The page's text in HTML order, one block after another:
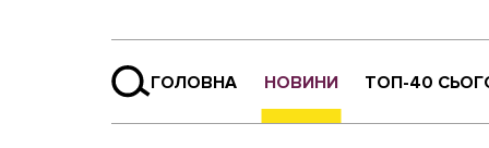
ГОЛОВНА НОВИНИ ТОП-40